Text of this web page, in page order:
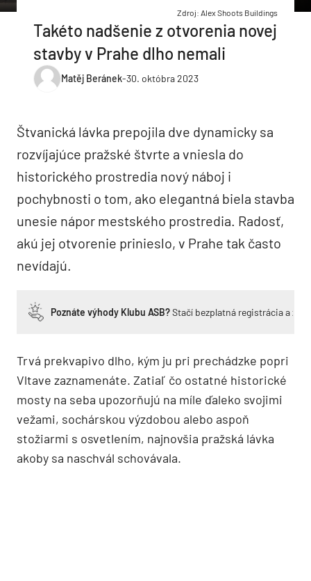
Zdroj: Alex Shoots Buildings
Takéto nadšenie z otvorenia novej
stavby v Prahe dlho nemali
Matěj Beránek-30. októbra 2023
Štvanická lávka prepojila dve dynamicky sa
rozvíjajúce pražské štvrte a vniesla do
historického prostredia nový náboj i
pochybnosti o tom, ako elegantná biela stavba
unesie nápor mestského prostredia. Radosť,
akú jej otvorenie prinieslo, v Prahe tak často
nevídajú.
Poznáte výhody Klubu ASB?Stačí bezplatná registrácia a
Trvá prekvapivo dlho, kým ju pri prechádzke popri
Vltave zaznamenáte. Zatiaľ čo ostatné historické
mosty na seba upozorňujú na míle ďaleko svojimi
vežami, sochárskou výzdobou alebo aspoň
stožiarmi s osvetlením, najnovšia pražská lávka
akoby sa naschvál schovávala.